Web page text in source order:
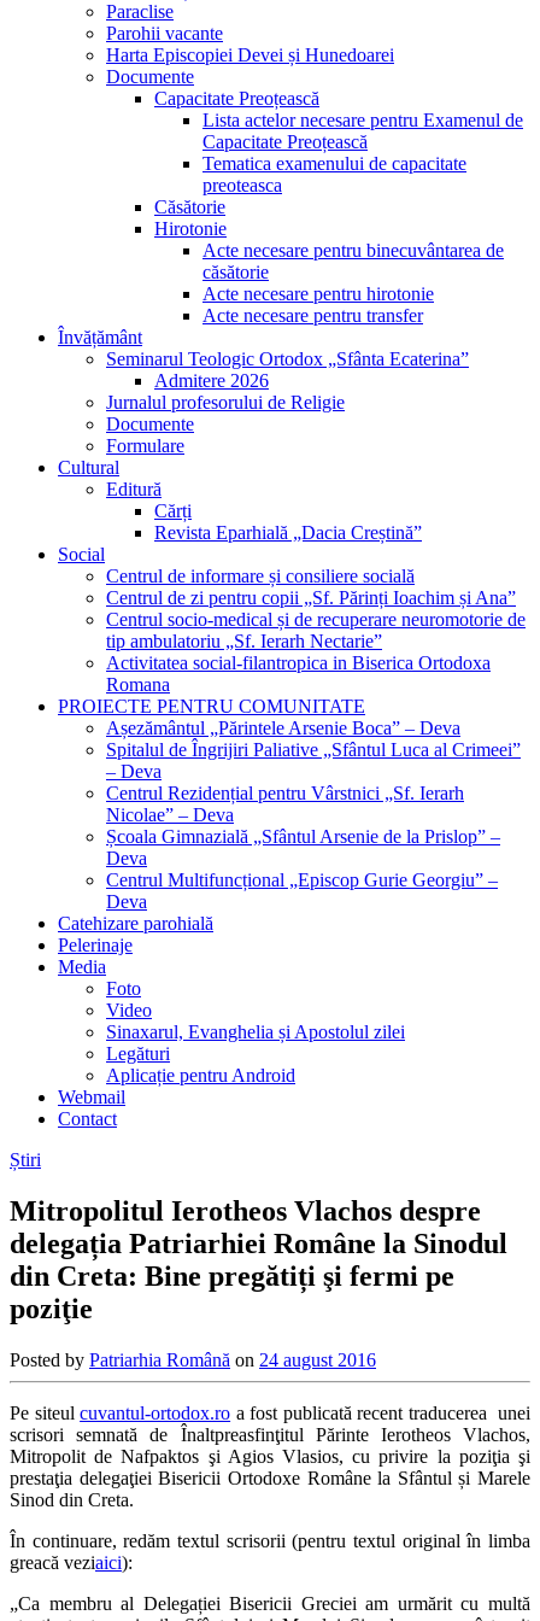
Paraclise
Parohii vacante
Harta Episcopiei Devei și Hunedoarei
Documente
Capacitate Preoțească
Lista actelor necesare pentru Examenul de
Capacitate Preoțească
Tematica examenului de capacitate
preoteasca
Căsătorie
Hirotonie
Acte necesare pentru binecuvântarea de
căsătorie
Acte necesare pentru hirotonie
Acte necesare pentru transfer
Învățământ
Seminarul Teologic Ortodox „Sfânta Ecaterina”
Admitere 2026
Jurnalul profesorului de Religie
Documente
Formulare
Cultural
Editură
Cărți
Revista Eparhială „Dacia Creștină”
Social
Centrul de informare și consiliere socială
Centrul de zi pentru copii „Sf. Părinți Ioachim și Ana”
Centrul socio-medical și de recuperare neuromotorie de
tip ambulatoriu „Sf. Ierarh Nectarie”
Activitatea social-filantropica in Biserica Ortodoxa
Romana
PROIECTE PENTRU COMUNITATE
Așezământul „Părintele Arsenie Boca” – Deva
Spitalul de Îngrijiri Paliative „Sfântul Luca al Crimeei”
– Deva
Centrul Rezidențial pentru Vârstnici „Sf. Ierarh
Nicolae” – Deva
Școala Gimnazială „Sfântul Arsenie de la Prislop” –
Deva
Centrul Multifuncțional „Episcop Gurie Georgiu” –
Deva
Catehizare parohială
Pelerinaje
Media
Foto
Video
Sinaxarul, Evanghelia și Apostolul zilei
Legături
Aplicație pentru Android
Webmail
Contact
Știri
Mitropolitul Ierotheos Vlachos despre
delegația Patriarhiei Române la Sinodul
din Creta: Bine pregătiți şi fermi pe
poziţie
Posted by Patriarhia Română on 24 august 2016
Pe siteulcuvantul-ortodox.ro a fost publicată recent traducerea unei
scrisori semnată de Înaltpreasfinţitul Părinte Ierotheos Vlachos,
Mitropolit de Nafpaktos şi Agios Vlasios, cu privire la poziţia şi
prestaţia delegaţiei Bisericii Ortodoxe Române la Sfântul și Marele
Sinod din Creta.
În continuare, redăm textul scrisorii (pentru textul original în limba
greacă veziaici):
„Ca membru al Delegației Bisericii Greciei am urmărit cu multă